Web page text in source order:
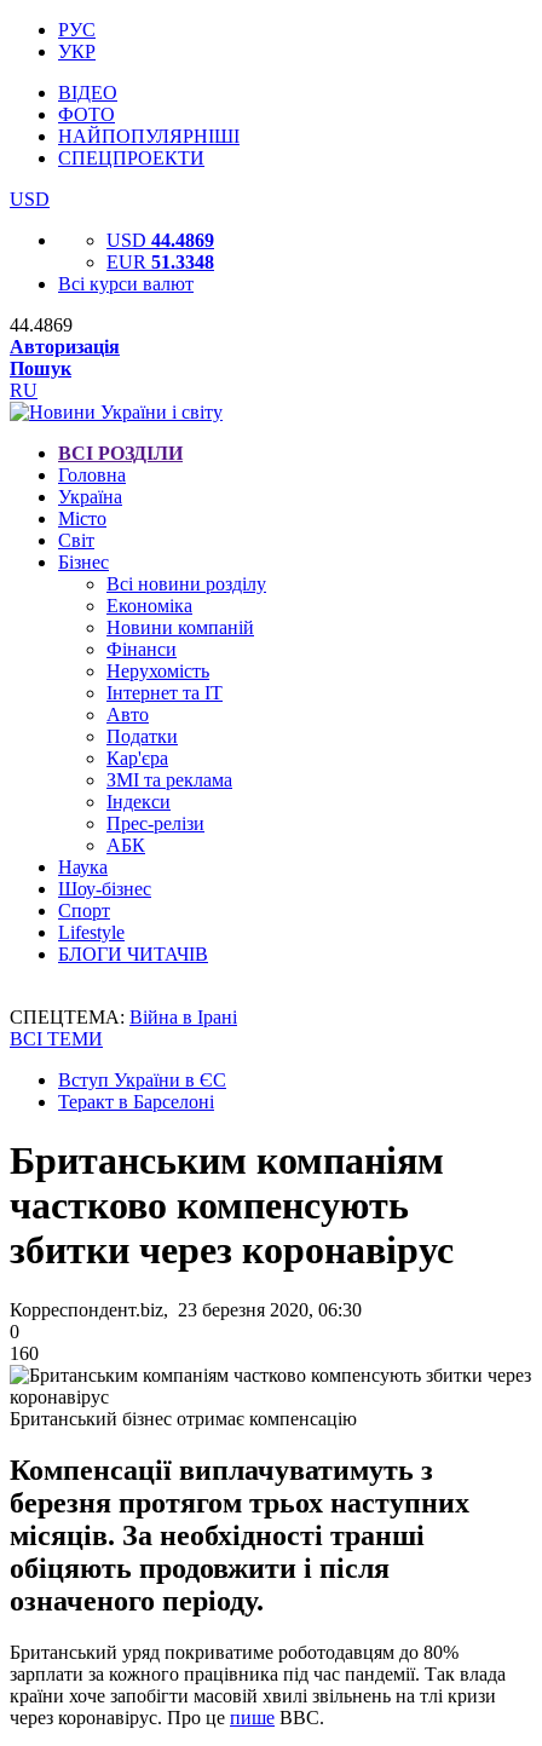
РУС
УКР
ВІДЕО
ФОТО
НАЙПОПУЛЯРНІШІ
СПЕЦПРОЕКТИ
USD
USD 44.4869
EUR 51.3348
Всі курси валют
44.4869
Авторизація
Пошук
RU
ВСІ РОЗДІЛИ
Головна
Україна
Місто
Світ
Бізнес
Всі новини розділу
Економіка
Новини компаній
Фінанси
Нерухомість
Інтернет та IT
Авто
Податки
Кар'єра
ЗМІ та реклама
Індекси
Прес-релізи
АБК
Наука
Шоу-бізнес
Спорт
Lifestyle
БЛОГИ ЧИТАЧІВ
СПЕЦТЕМА: Війна в Ірані
ВСІ ТЕМИ
Вступ України в ЄС
Теракт в Барселоні
Британським компаніям
частково компенсують
збитки через коронавірус
Корреспондент.biz, 23 березня 2020, 06:30
0
160
Британський бізнес отримає компенсацію
Компенсації виплачуватимуть з
березня протягом трьох наступних
місяців. За необхідності транші
обіцяють продовжити і після
означеного періоду.
Британський уряд покриватиме роботодавцям до 80%
зарплати за кожного працівника під час пандемії. Так влада
країни хоче запобігти масовій хвилі звільнень на тлі кризи
через коронавірус. Про це пише BBC.